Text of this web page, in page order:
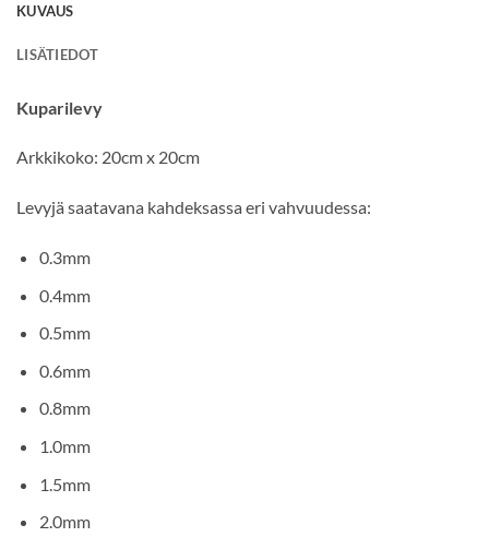
KUVAUS
LISÄTIEDOT
Kuparilevy
Arkkikoko: 20cm x 20cm
Levyjä saatavana kahdeksassa eri vahvuudessa:
0.3mm
0.4mm
0.5mm
0.6mm
0.8mm
1.0mm
1.5mm
2.0mm